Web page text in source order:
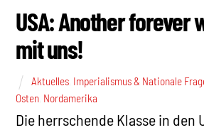
USA: Another forever
mit uns!
Aktuelles Imperialismus & Nationale
Osten Nordamerika
Die herrschende Klasse in den